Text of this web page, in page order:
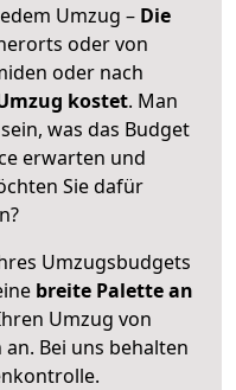
Umzug – Die
oder von
oder nach
kostet. Man
was das Budget
erwarten und
Sie dafür
Umzugsbudgets
breite Palette an
Umzug von
Bei uns behalten